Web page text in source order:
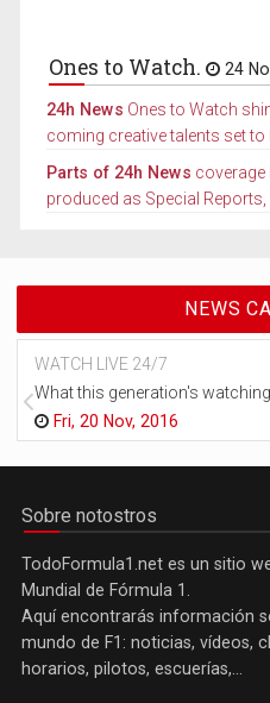
Ones to Watch. 24
24h News Ones to Watch
coming creative talents set to
Parts of 24h News coverage
produced as Special
NEWS
WATCH LIVE 24/7
What this generation's watching.
Fri, 20 Nov, 2016
Sobre notostros
TodoFormula1.net es un sitio
Mundial de Fórmula 1.
Aquí encontrarás información
mundo de F1: noticias, vídeos,
horarios, pilotos, escuerías,...